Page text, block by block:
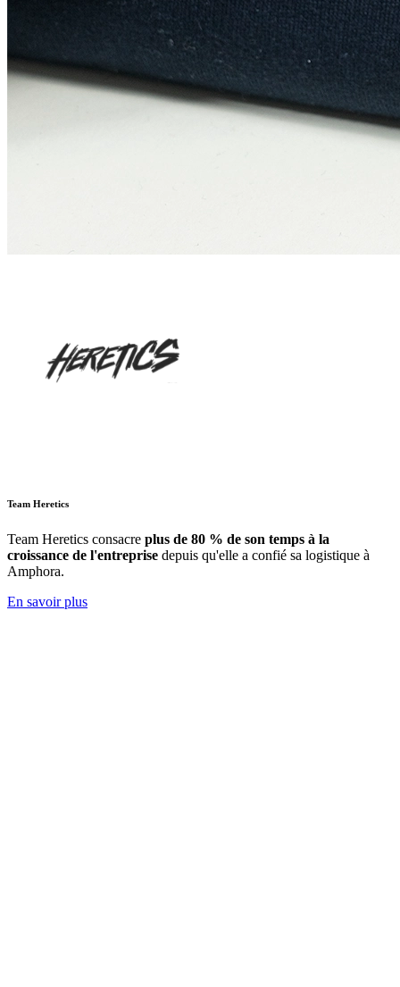
Team Heretics
Team Heretics consacre plus de 80 % de son temps à la
croissance de l'entreprise depuis qu'elle a confié sa logistique à
Amphora.
En savoir plus